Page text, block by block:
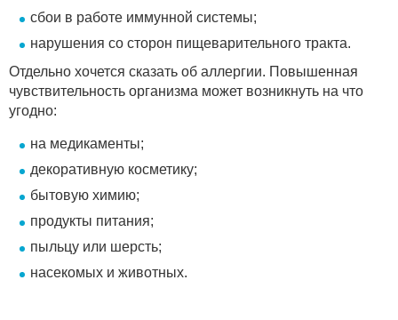
сбои в работе иммунной системы;
нарушения со сторон пищеварительного тракта.
Отдельно хочется сказать об аллергии. Повышенная
чувствительность организма может возникнуть на что
угодно:
на медикаменты;
декоративную косметику;
бытовую химию;
продукты питания;
пыльцу или шерсть;
насекомых и животных.